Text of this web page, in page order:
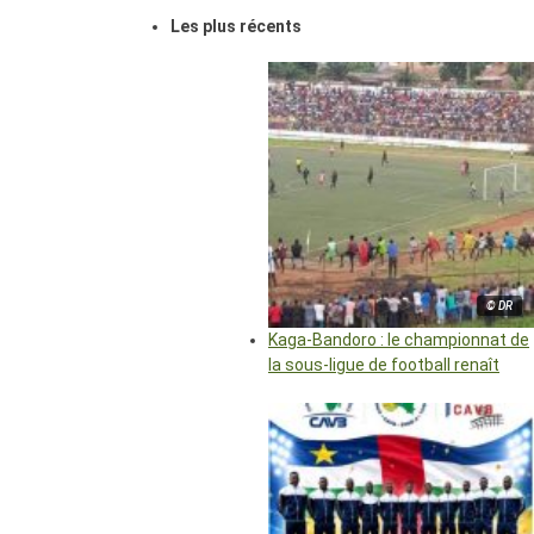
Les plus récents
© DR
Kaga-Bandoro : le championnat de
la sous-ligue de football renaît